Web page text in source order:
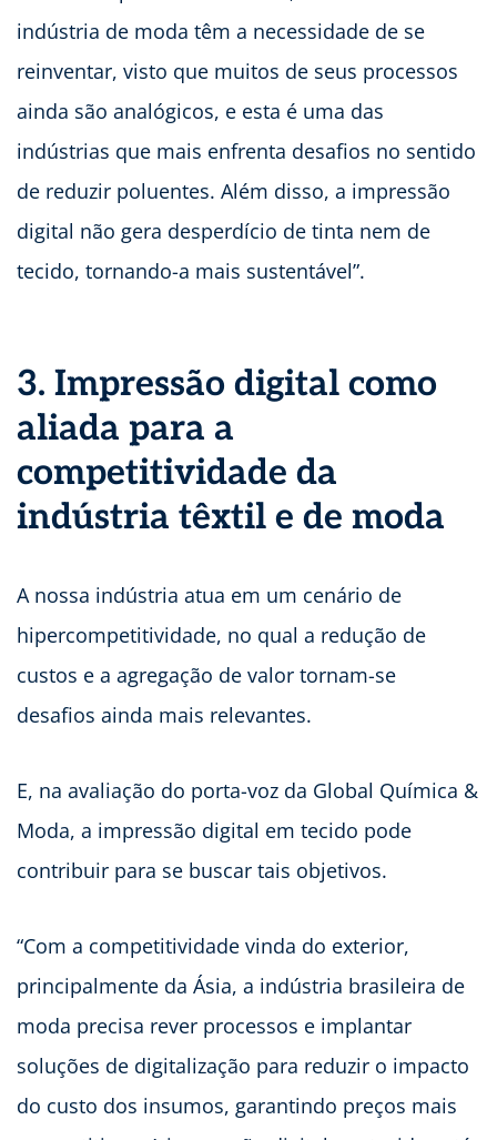
indústria de moda têm a necessidade de se
reinventar, visto que muitos de seus processos
ainda são analógicos, e esta é uma das
indústrias que mais enfrenta desafios no sentido
de reduzir poluentes. Além disso, a impressão
digital não gera desperdício de tinta nem de
tecido, tornando-a mais sustentável”.
3. Impressão digital como
aliada para a
competitividade da
indústria têxtil e de moda
A nossa indústria atua em um cenário de
hipercompetitividade, no qual a redução de
custos e a agregação de valor tornam-se
desafios ainda mais relevantes.
E, na avaliação do porta-voz da Global Química &
Moda, a impressão digital em tecido pode
contribuir para se buscar tais objetivos.
“Com a competitividade vinda do exterior,
principalmente da Ásia, a indústria brasileira de
moda precisa rever processos e implantar
soluções de digitalização para reduzir o impacto
do custo dos insumos, garantindo preços mais